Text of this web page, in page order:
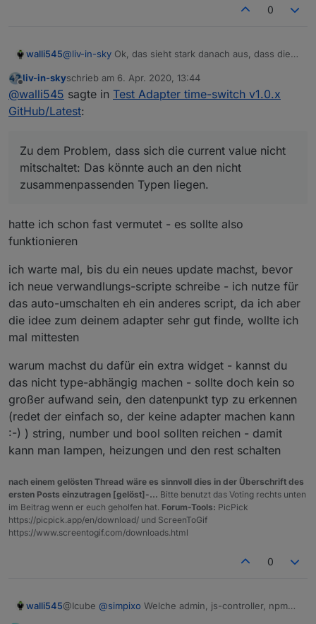
deinem widget der current value nicht auch
umgeschalten werden ? ich nehme an, du überprüfst
0
walli545@liv-in-sky Ok, das sieht stark danach aus, dass die
werde dann schauen, dass ich ein extra Widget
hinzufüge, das reine boolean schaltet. Du könntest
bis dahin jeweils einen neuen State hinzufügen und
vorhandenen States jeweils bei 'true' auf true und bei
'false' auf false geschalten werden. Dann musst du
deine bestehenden Skripte vorerst nicht anpassen.
Zu dem Problem, dass sich die current value nicht
Offline
liv-in-skyschrieb am 6. Apr. 2020, 13:44
zuletzt editiert von
@walli545 sagte in Test Adapter time-switch v1.0.x
GitHub/Latest:
Zu dem Problem, dass sich die current value nicht
mitschaltet: Das könnte auch an den nicht
zusammenpassenden Typen liegen.
hatte ich schon fast vermutet - es sollte also
funktionieren
ich warte mal, bis du ein neues update machst, bevor
ich neue verwandlungs-scripte schreibe - ich nutze für
das auto-umschalten eh ein anderes script, da ich aber
die idee zum deinem adapter sehr gut finde, wollte ich
mal mittesten
warum machst du dafür ein extra widget - kannst du
das nicht type-abhängig machen - sollte doch kein so
großer aufwand sein, den datenpunkt typ zu erkennen
(redet der einfach so, der keine adapter machen kann
:-) ) string, number und bool sollten reichen - damit
kann man lampen, heizungen und den rest schalten
nach einem gelösten Thread wäre es sinnvoll dies in der Überschrift des
ersten Posts einzutragen [gelöst]-... Bitte benutzt das Voting rechts unten
im Beitrag wenn er euch geholfen hat. Forum-Tools: PicPick
https://picpick.app/en/download/ und ScreenToGif
https://www.screentogif.com/downloads.html
0
walli545@Icube @simpixo